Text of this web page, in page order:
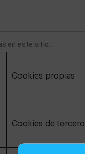
en este sitio.
Cookies propias
Cookies de tercero